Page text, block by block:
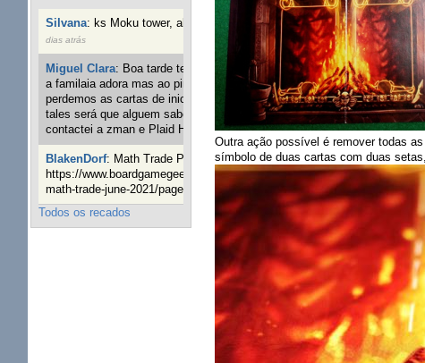
Silvana: ks Moku tower, alguém interessado?
40 semanas 3
dias atrás
Miguel Clara: Boa tarde tenho jogo Mice and mistics que
a familaia adora mas ao pintarmos as miniaturas
perdemos as cartas de iniciaticva da expanção downood
tales será que alguem sabe onde adquirir as cartas já
contactei a zman e Plaid Hat e nada
1 ano 8 semanas atrás
BlakenDorf: Math Trade Portuguesa a decorrer. Aqui:
https://www.boardgamegeek.com/geeklist/286035/portugal-
math-trade-june-2021/page/1
1 ano 9 semanas atrás
Todos os recados
Outra ação possível é remover todas
símbolo de duas cartas com duas